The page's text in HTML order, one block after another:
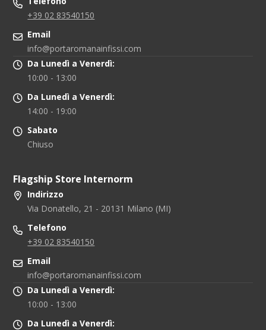
+39 02 83540150
Email
info@portaromanainfissi.com
Da Lunedì a Venerdì:
10:00 - 13:00
Da Lunedì a Venerdì:
14:00 - 19:00
Sabato
Chiuso
Flagship Store Internorm
Indirizzo
Via Donatello, 21 - 20131 Milano (MI)
Telefono
+39 02 83540150
Email
info@portaromanainfissi.com
Da Lunedì a Venerdì:
10:00 - 13:00
Da Lunedì a Venerdì: